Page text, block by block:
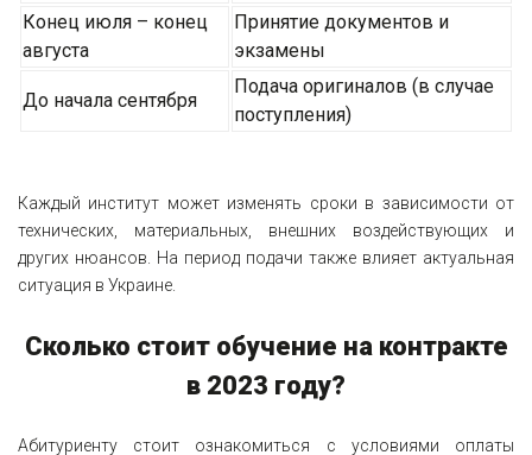
Конец июля – конец
августа
Принятие документов и
экзамены
До начала сентября
Подача оригиналов (в случае
поступления)
Каждый институт может изменять сроки в зависимости от
технических, материальных, внешних воздействующих и
других нюансов. На период подачи также влияет актуальная
ситуация в Украине.
Сколько стоит обучение на контракте
в 2023 году?
Абитуриенту стоит ознакомиться с условиями оплаты